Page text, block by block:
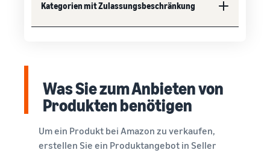
Kategorien mit Zulassungsbeschränkung
Was Sie zum Anbieten von
Produkten benötigen
Um ein Produkt bei Amazon zu verkaufen,
erstellen Sie ein Produktangebot in Seller